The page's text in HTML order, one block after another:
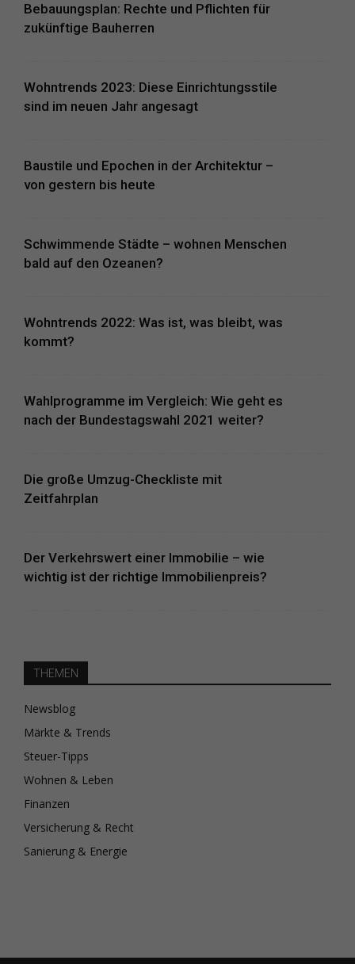
Bebauungsplan: Rechte und Pflichten für
zukünftige Bauherren
Wohntrends 2023: Diese Einrichtungsstile
sind im neuen Jahr angesagt
Baustile und Epochen in der Architektur –
von gestern bis heute
Schwimmende Städte – wohnen Menschen
bald auf den Ozeanen?
Wohntrends 2022: Was ist, was bleibt, was
kommt?
Wahlprogramme im Vergleich: Wie geht es
nach der Bundestagswahl 2021 weiter?
Die große Umzug-Checkliste mit
Zeitfahrplan
Der Verkehrswert einer Immobilie – wie
wichtig ist der richtige Immobilienpreis?
THEMEN
Newsblog
Märkte & Trends
Steuer-Tipps
Wohnen & Leben
Finanzen
Versicherung & Recht
Sanierung & Energie